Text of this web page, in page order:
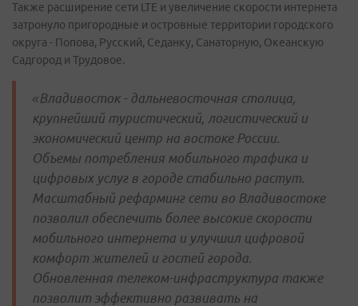
Также расширение сети LTE и увеличение скорости интернета
затронуло пригородные и островные территории городского
округа - Попова, Русский, Седанку, Санаторную, Океанскую
Садгород и Трудовое.
«Владивосток - дальневосточная столица,
крупнейший туристический, логистический и
экономический центр на востоке России.
Объемы потребления мобильного трафика и
цифровых услуг в городе стабильно растут.
Масштабный рефарминг сети во Владивостоке
позволил обеспечить более высокие скорости
мобильного интернета и улучшил цифровой
комфорт жителей и гостей города.
Обновленная телеком-инфраструктура также
позволит эффективно развивать на